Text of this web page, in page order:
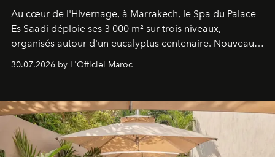
Au cœur de l'Hivernage, à Marrakech, le Spa du Palace
Es Saadi déploie ses 3 000 m² sur trois niveaux,
organisés autour d'un eucalyptus centenaire. Nouveau
neuro-cosmétique, parcours thermal et studio dédié au
entièreté, entre science des émotions et rituels
reposants.
30.07.2026 by L'Officiel Maroc